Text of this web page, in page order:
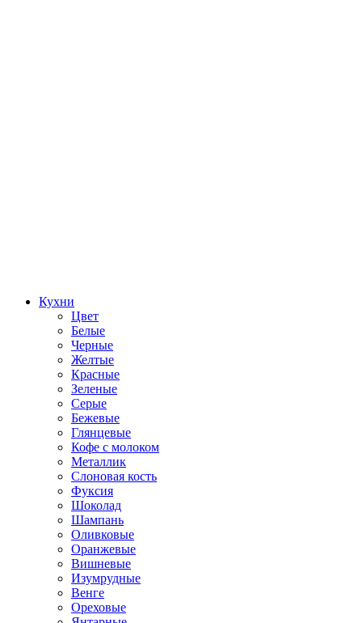
Кухни
Цвет
Белые
Черные
Желтые
Красные
Зеленые
Серые
Бежевые
Глянцевые
Кофе с молоком
Металлик
Слоновая кость
Фуксия
Шоколад
Шампань
Оливковые
Оранжевые
Вишневые
Изумрудные
Венге
Ореховые